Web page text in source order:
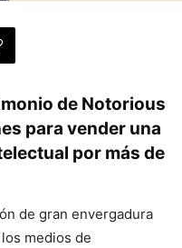
de Notorious
para vender una
por más de
de gran envergadura
medios de